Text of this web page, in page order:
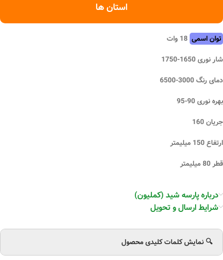
استان ها
توان اسمی
شار نوری 1650-1750
دمای رنگ 3000-6500
بهره نوری 90-95
جریان 160
ارتفاع 150 میلیمتر
قطر 80 میلیمتر
درباره پارسه شید (کملیون)
شرایط ارسال و تحویل
🔍 نمایش کلمات کلیدی محصول